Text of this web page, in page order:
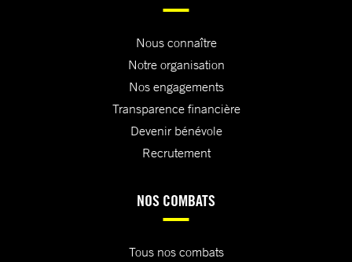
Nous connaître
Notre organisation
Nos engagements
Transparence financière
Devenir bénévole
Recrutement
NOS COMBATS
Tous nos combats